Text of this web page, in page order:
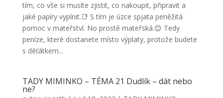
tím, co vše si musíte zjistit, co nakoupit, připravit a
jaké papíry vyplnit.📑 S tím je úzce spjata peněžitá
pomoc v mateřství. No prostě mateřská.😊 Tedy
peníze, které dostanete místo výplaty, protože budete
s děťátkem...
TADY MIMINKO – TÉMA 21 Dudlík – dát nebo
ne?